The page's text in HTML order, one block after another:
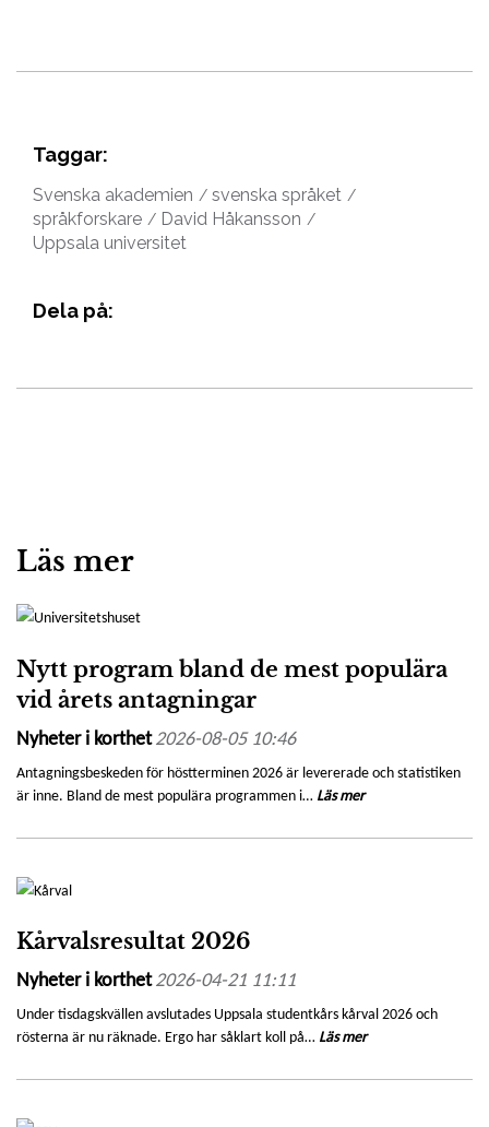
Taggar:
Svenska akademien
svenska språket
språkforskare
David Håkansson
Uppsala universitet
Dela på:
Läs mer
Nytt program bland de mest populära
vid årets antagningar
Nyheter i korthet2026-08-05 10:46
Antagningsbeskeden för höstterminen 2026 är levererade och statistiken
är inne. Bland de mest populära programmen i… Läs mer
Kårvalsresultat 2026
Nyheter i korthet2026-04-21 11:11
Under tisdagskvällen avslutades Uppsala studentkårs kårval 2026 och
rösterna är nu räknade. Ergo har såklart koll på… Läs mer